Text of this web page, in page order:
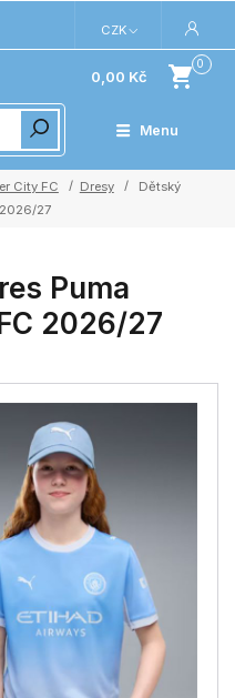
Menu
CZK
0
0,00 Kč
City FC Dresy
Dětský
27
Puma
2026/27